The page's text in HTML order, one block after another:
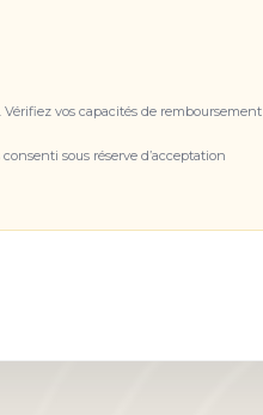
vos capacités de remboursement
sous réserve d’acceptation